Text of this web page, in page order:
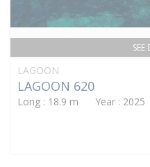
SEE
LAGOON
LAGOON 620
Long : 18.9 m Year : 2025